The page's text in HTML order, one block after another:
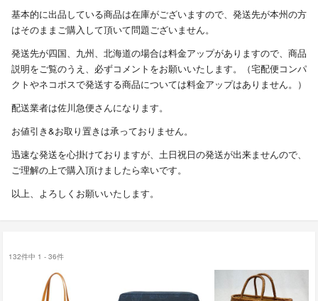
基本的に出品している商品は在庫がございますので、発送先が本州の方
はそのままご購入して頂いて問題ございません。
発送先が四国、九州、北海道の場合は料金アップがありますので、商品
説明をご覧のうえ、必ずコメントをお願いいたします。（宅配便コンパ
クトやネコポスで発送する商品については料金アップはありません。）
配送業者は佐川急便さんになります。
お値引き&お取り置きは承っておりません。
迅速な発送を心掛けておりますが、土日祝日の発送が出来ませんので、
ご理解の上で購入頂けましたら幸いです。
以上、よろしくお願いいたします。
132件中 1 - 36件